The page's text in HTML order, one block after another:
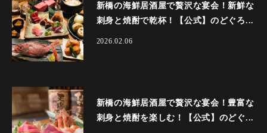
新橋の海鮮居酒屋で贅沢な宴会！新鮮な
刺身と焼酎で乾杯！【公式】のどぐろ...
2026.02.06
新橋の海鮮居酒屋で贅沢な宴会！豊富な
刺身と焼酎を楽しむ！【公式】のどぐ...